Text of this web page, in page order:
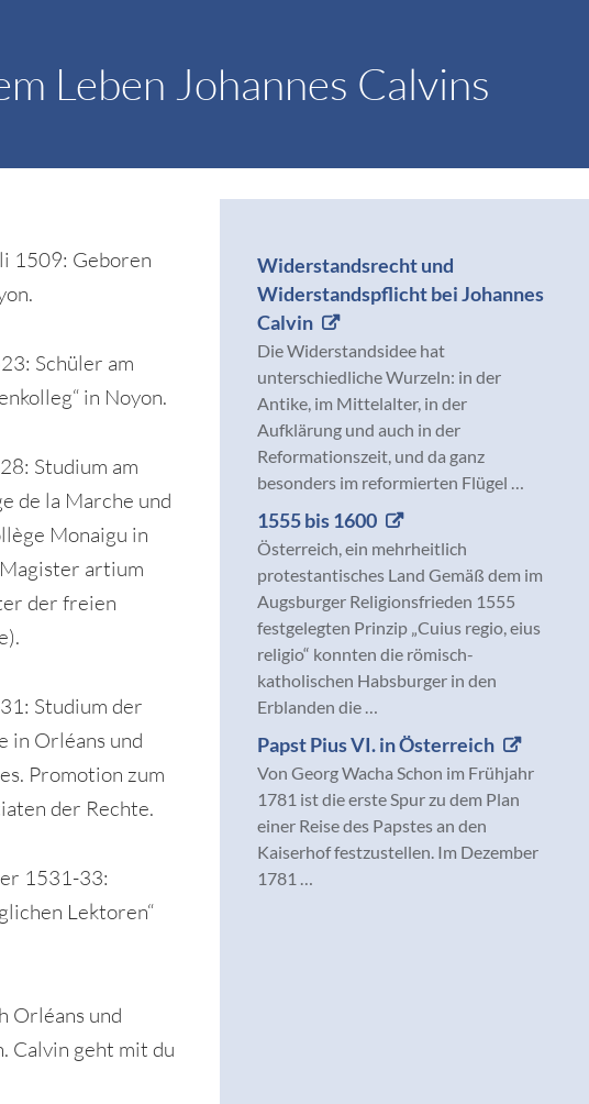
Leben Johannes Calvins
1509: Geboren
Schüler am
in Noyon.
Studium am
de la Marche und
Monaigu in
artium
der freien
Studium der
in Orléans und
Promotion zum
der Rechte.
1531-33:
Lektoren“
Orléans und
Calvin geht mit du
Widerstandsrecht und
Widerstandspflicht bei Johannes
Calvin
Die Widerstandsidee hat
unterschiedliche Wurzeln: in der
Antike, im Mittelalter, in der
Aufklärung und auch in der
Reformationszeit, und da ganz
besonders im reformierten Flügel …
1555 bis 1600
Österreich, ein mehrheitlich
protestantisches Land Gemäß dem im
Augsburger Religionsfrieden 1555
festgelegten Prinzip „Cuius regio, eius
religio“ konnten die römisch-
katholischen Habsburger in den
Erblanden die …
Papst Pius VI. in Österreich
Von Georg Wacha Schon im Frühjahr
1781 ist die erste Spur zu dem Plan
einer Reise des Papstes an den
Kaiserhof festzustellen. Im Dezember
1781 …